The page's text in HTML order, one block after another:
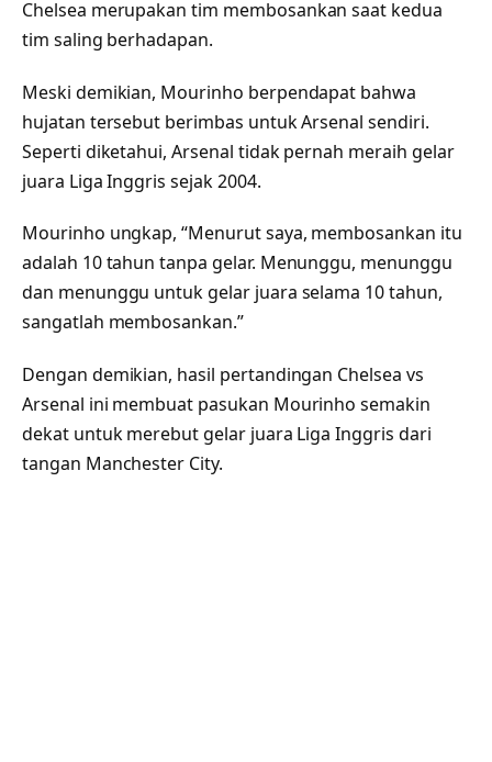
Chelsea merupakan tim membosankan saat kedua
tim saling berhadapan.
Meski demikian, Mourinho berpendapat bahwa
hujatan tersebut berimbas untuk Arsenal sendiri.
Seperti diketahui, Arsenal tidak pernah meraih gelar
juara Liga Inggris sejak 2004.
Mourinho ungkap, “Menurut saya, membosankan itu
adalah 10 tahun tanpa gelar. Menunggu, menunggu
dan menunggu untuk gelar juara selama 10 tahun,
sangatlah membosankan.”
Dengan demikian, hasil pertandingan Chelsea vs
Arsenal ini membuat pasukan Mourinho semakin
dekat untuk merebut gelar juara Liga Inggris dari
tangan Manchester City.